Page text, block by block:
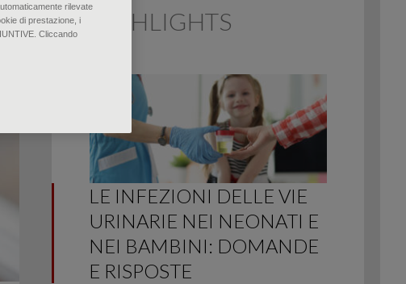
HIGHLIGHTS
LE INFEZIONI DELLE VIE
URINARIE NEI NEONATI E
NEI BAMBINI: DOMANDE
E RISPOSTE
rilevate
di prestazione, i
Cliccando